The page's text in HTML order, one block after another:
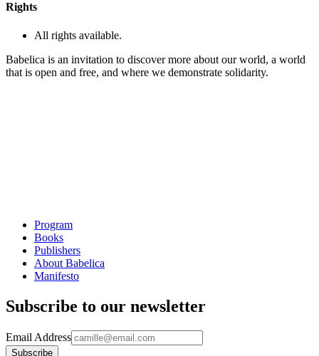
Rights
All rights available.
Babelica is an invitation to discover more about our world, a world
that is open and free, and where we demonstrate solidarity.
Program
Books
Publishers
About Babelica
Manifesto
Subscribe to our newsletter
Email Address